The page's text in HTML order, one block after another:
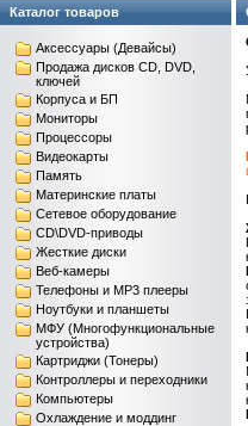
Каталог товаров
Аксессуары (Девайсы)
Продажа дисков CD, DVD,
ключей
Корпуса и БП
Мониторы
Процессоры
Видеокарты
Память
Материнские платы
Сетевое оборудование
CD\DVD-приводы
Жесткие диски
Веб-камеры
Телефоны и MP3 плееры
Ноутбуки и планшеты
МФУ (Многофункциональные
устройства)
Картриджи (Тонеры)
Контроллеры и переходники
Компьютеры
Охлаждение и моддинг